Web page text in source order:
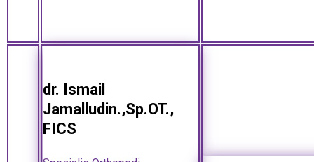
dr. Ismail
Jamalludin.,Sp.OT.,
FICS